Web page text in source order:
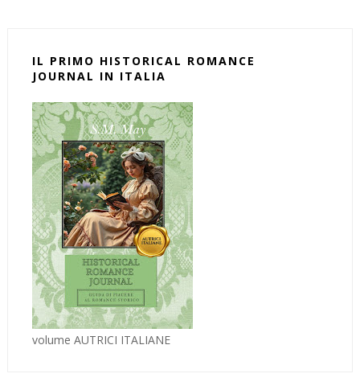
IL PRIMO HISTORICAL ROMANCE
JOURNAL IN ITALIA
volume AUTRICI ITALIANE